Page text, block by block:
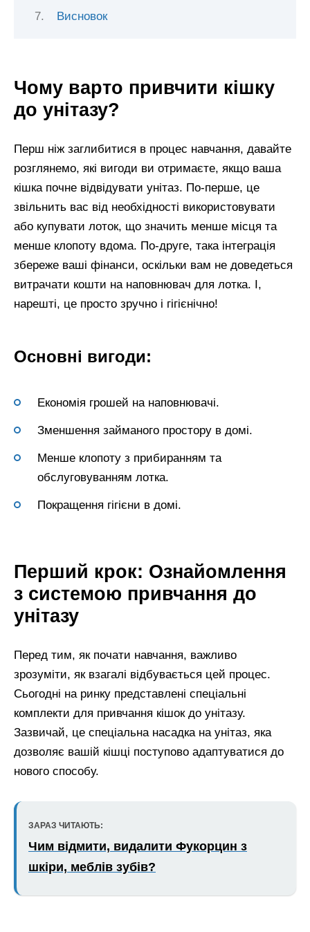
Висновок
Чому варто привчити кішку
до унітазу?
Перш ніж заглибитися в процес навчання, давайте
розглянемо, які вигоди ви отримаєте, якщо ваша
кішка почне відвідувати унітаз. По-перше, це
звільнить вас від необхідності використовувати
або купувати лоток, що значить менше місця та
менше клопоту вдома. По-друге, така інтеграція
збереже ваші фінанси, оскільки вам не доведеться
витрачати кошти на наповнювач для лотка. І,
нарешті, це просто зручно і гігієнічно!
Основні вигоди:
Економія грошей на наповнювачі.
Зменшення займаного простору в домі.
Менше клопоту з прибиранням та
обслуговуванням лотка.
Покращення гігієни в домі.
Перший крок: Ознайомлення
з системою привчання до
унітазу
Перед тим, як почати навчання, важливо
зрозуміти, як взагалі відбувається цей процес.
Сьогодні на ринку представлені спеціальні
комплекти для привчання кішок до унітазу.
Зазвичай, це спеціальна насадка на унітаз, яка
дозволяє вашій кішці поступово адаптуватися до
нового способу.
ЗАРАЗ ЧИТАЮТЬ:
Чим відмити, видалити Фукорцин з
шкіри, меблів зубів?